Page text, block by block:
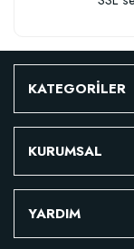
KATEGORİLER
KURUMSAL
YARDIM